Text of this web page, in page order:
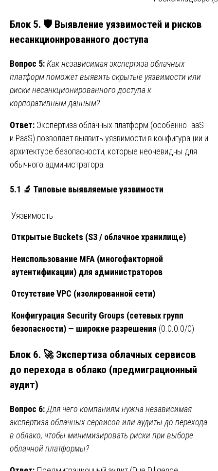
Блок 5. 🛡️ Выявление уязвимостей и рисков
несанкционированного доступа
Вопрос 5:Как независимая экспертиза облачных
платформ поможет выявить скрытые уязвимости или
риски несанкционированного доступа к
корпоративным данным?
Ответ: Экспертиза облачных платформ (особенно IaaS
и PaaS) позволяет выявить уязвимости в конфигурации и
архитектуре безопасности, которые неочевидны для
обычного администратора.
5.1 🔬 Типовые выявляемые уязвимости
Уязвимость
Открытые Buckets (S3 / облачное хранилище)
Неиспользование MFA (многофакторной
аутентификации) для администраторов
Отсутствие VPC (изолированной сети)
Конфигурация Security Groups (сетевых групп
безопасности) — широкие разрешения (0.0.0.0/0)
Блок 6. 🚀 Экспертиза облачных сервисов
до перехода в облако (предмиграционный
аудит)
Вопрос 6: Для чего компаниям нужна независимая
экспертиза облачных сервисов или аудиты до перехода
в облако, чтобы минимизировать риски при выборе
облачной платформы?